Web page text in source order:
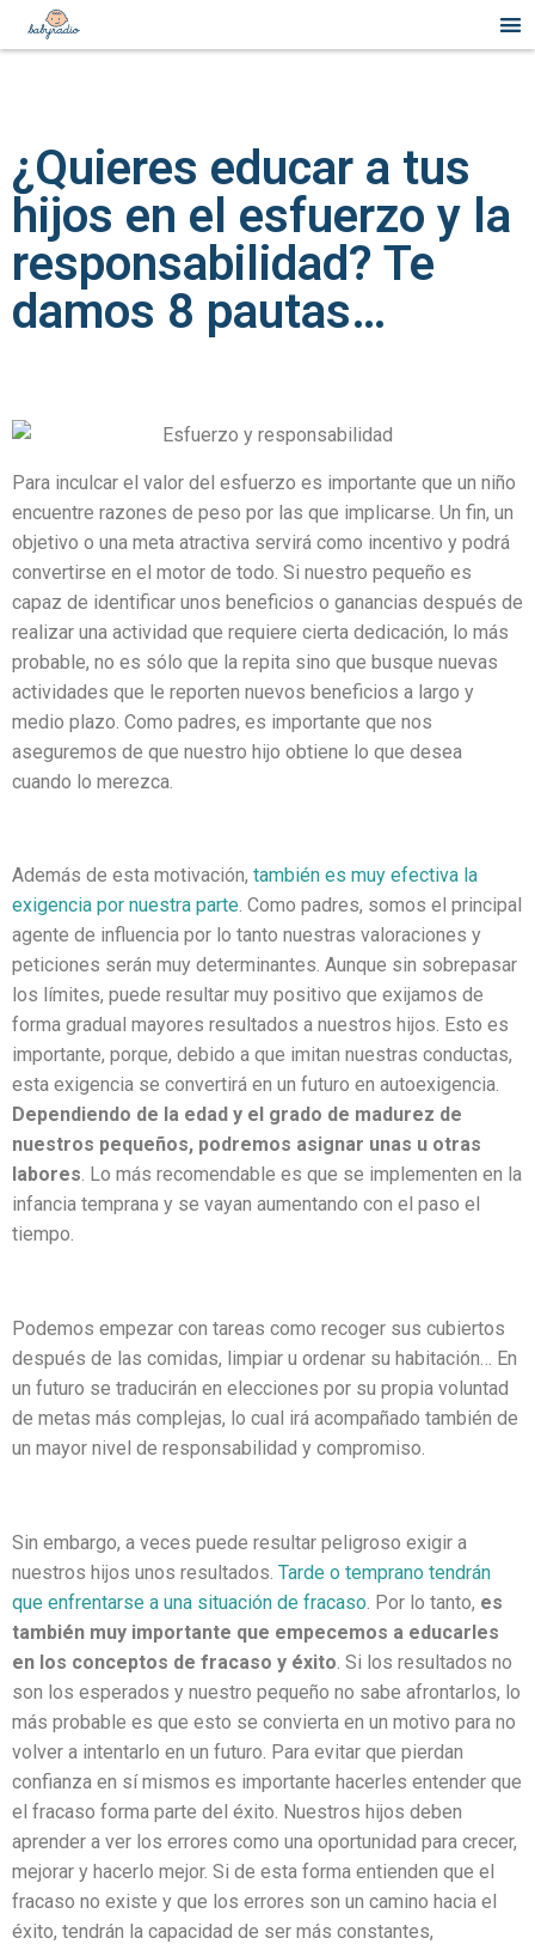
¿Quieres educar a tus
hijos en el esfuerzo y la
responsabilidad? Te
damos 8 pautas…
Para inculcar el valor del esfuerzo es importante que un niño
encuentre razones de peso por las que implicarse. Un fin, un
objetivo o una meta atractiva servirá como incentivo y podrá
convertirse en el motor de todo. Si nuestro pequeño es
capaz de identificar unos beneficios o ganancias después de
realizar una actividad que requiere cierta dedicación, lo más
probable, no es sólo que la repita sino que busque nuevas
actividades que le reporten nuevos beneficios a largo y
medio plazo. Como padres, es importante que nos
aseguremos de que nuestro hijo obtiene lo que desea
cuando lo merezca.
Además de esta motivación, también es muy efectiva la
exigencia por nuestra parte. Como padres, somos el principal
agente de influencia por lo tanto nuestras valoraciones y
peticiones serán muy determinantes. Aunque sin sobrepasar
los límites, puede resultar muy positivo que exijamos de
forma gradual mayores resultados a nuestros hijos. Esto es
importante, porque, debido a que imitan nuestras conductas,
esta exigencia se convertirá en un futuro en autoexigencia.
Dependiendo de la edad y el grado de madurez de
nuestros pequeños, podremos asignar unas u otras
labores. Lo más recomendable es que se implementen en la
infancia temprana y se vayan aumentando con el paso el
tiempo.
Podemos empezar con tareas como recoger sus cubiertos
después de las comidas, limpiar u ordenar su habitación… En
un futuro se traducirán en elecciones por su propia voluntad
de metas más complejas, lo cual irá acompañado también de
un mayor nivel de responsabilidad y compromiso.
Sin embargo, a veces puede resultar peligroso exigir a
nuestros hijos unos resultados. Tarde o temprano tendrán
que enfrentarse a una situación de fracaso. Por lo tanto, es
también muy importante que empecemos a educarles
en los conceptos de fracaso y éxito. Si los resultados no
son los esperados y nuestro pequeño no sabe afrontarlos, lo
más probable es que esto se convierta en un motivo para no
volver a intentarlo en un futuro. Para evitar que pierdan
confianza en sí mismos es importante hacerles entender que
el fracaso forma parte del éxito. Nuestros hijos deben
aprender a ver los errores como una oportunidad para crecer,
mejorar y hacerlo mejor. Si de esta forma entienden que el
fracaso no existe y que los errores son un camino hacia el
éxito, tendrán la capacidad de ser más constantes,